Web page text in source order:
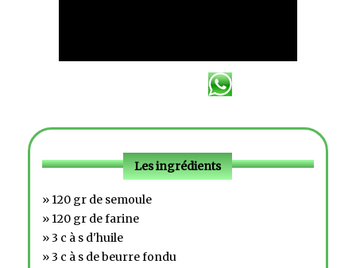
Les ingrédients
» 120 gr de semoule
» 120 gr de farine
» 3 c à s d'huile
» 3 c à s de beurre fondu